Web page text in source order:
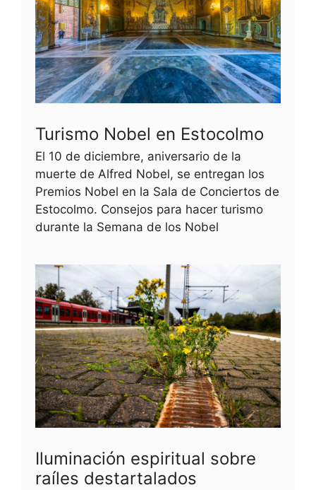
Turismo Nobel en Estocolmo
El 10 de diciembre, aniversario de la
muerte de Alfred Nobel, se entregan los
Premios Nobel en la Sala de Conciertos de
Estocolmo. Consejos para hacer turismo
durante la Semana de los Nobel
Iluminación espiritual sobre
raíles destartalados